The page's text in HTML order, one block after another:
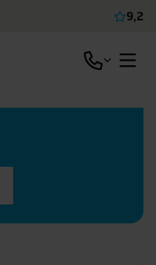
9,2
Open /